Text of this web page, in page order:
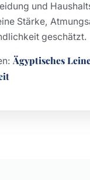
und
Stärke,
geschätzt.
Ägyptisches